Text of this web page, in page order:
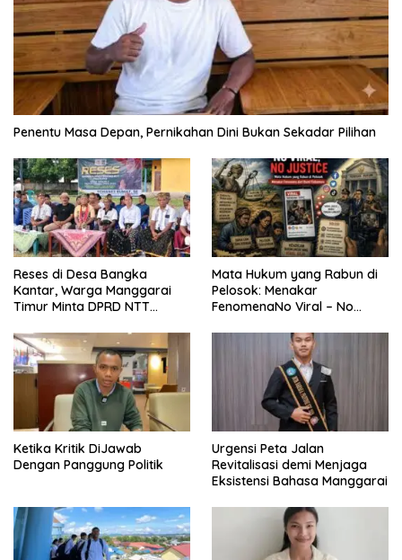
Penentu Masa Depan, Pernikahan Dini Bukan Sekadar Pilihan
Reses di Desa Bangka
Kantar, Warga Manggarai
Timur Minta DPRD NTT
Pergub Larangan Beli BBM
Bersubsidi Bagi Penunggak
Pajak
Mata Hukum yang Rabun di
Pelosok: Menakar
FenomenaNo Viral – No
Ketika Kritik DiJawab
Dengan Panggung Politik
Urgensi Peta Jalan
Revitalisasi demi Menjaga
Eksistensi Bahasa Manggarai